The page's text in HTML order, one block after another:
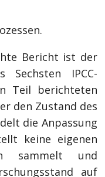
Bericht ist der
IPCC-
Teil berichteten
den Zustand des
die Anpassung
keine eigenen
sammelt und
auf